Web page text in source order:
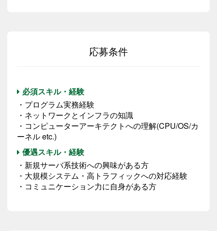
応募条件
必須スキル・経験
・プログラム実務経験
・ネットワークとインフラの知識
・コンピューターアーキテクトへの理解(CPU/OS/カ
ーネル etc.)
優遇スキル・経験
・新規サーバ系技術への興味がある方
・大規模システム・高トラフィックへの対応経験
・コミュニケーション力に自身がある方